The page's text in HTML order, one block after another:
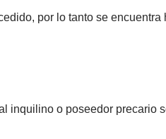
por lo tanto se
inquilino o poseedor precario